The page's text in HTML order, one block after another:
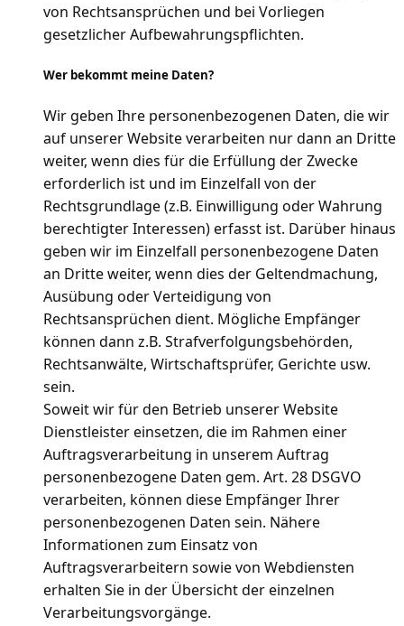
von Rechtsansprüchen und bei Vorliegen
gesetzlicher Aufbewahrungspflichten.
Wer bekommt meine Daten?
Wir geben Ihre personenbezogenen Daten, die wir
auf unserer Website verarbeiten nur dann an Dritte
weiter, wenn dies für die Erfüllung der Zwecke
erforderlich ist und im Einzelfall von der
Rechtsgrundlage (z.B. Einwilligung oder Wahrung
berechtigter Interessen) erfasst ist. Darüber hinaus
geben wir im Einzelfall personenbezogene Daten
an Dritte weiter, wenn dies der Geltendmachung,
Ausübung oder Verteidigung von
Rechtsansprüchen dient. Mögliche Empfänger
können dann z.B. Strafverfolgungsbehörden,
Rechtsanwälte, Wirtschaftsprüfer, Gerichte usw.
sein.
Soweit wir für den Betrieb unserer Website
Dienstleister einsetzen, die im Rahmen einer
Auftragsverarbeitung in unserem Auftrag
personenbezogene Daten gem. Art. 28 DSGVO
verarbeiten, können diese Empfänger Ihrer
personenbezogenen Daten sein. Nähere
Informationen zum Einsatz von
Auftragsverarbeitern sowie von Webdiensten
erhalten Sie in der Übersicht der einzelnen
Verarbeitungsvorgänge.